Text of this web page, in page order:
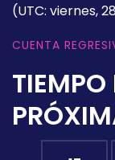
(UTC: viernes,
CUENTA